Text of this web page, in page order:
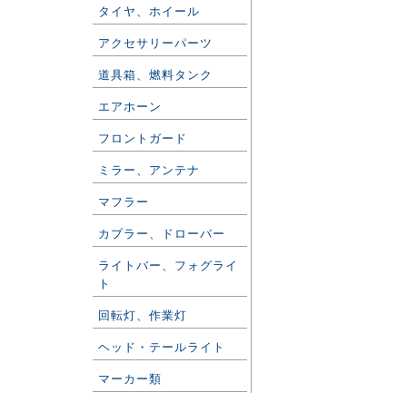
タイヤ、ホイール
アクセサリーパーツ
道具箱、燃料タンク
エアホーン
フロントガード
ミラー、アンテナ
マフラー
カプラー、ドローバー
ライトバー、フォグライ
ト
回転灯、作業灯
ヘッド・テールライト
マーカー類